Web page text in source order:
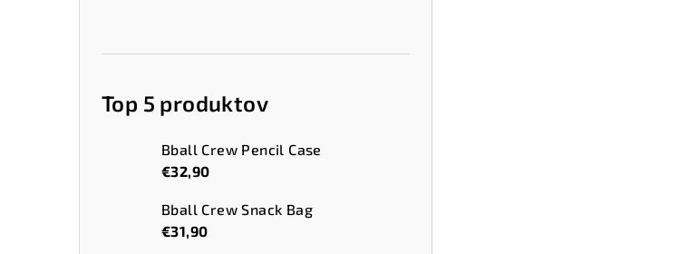
Top 5 produktov
Bball Crew Pencil Case
€32,90
Bball Crew Snack Bag
€31,90